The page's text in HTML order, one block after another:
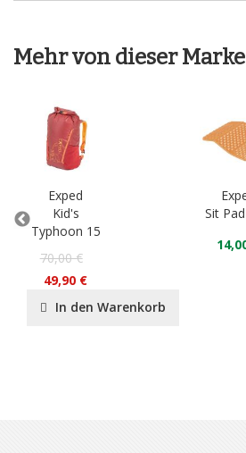
Mehr von dieser Marke
Exped
Kid's
Typhoon 15
70,00 €
49,90 €
In den Warenkorb
Sit